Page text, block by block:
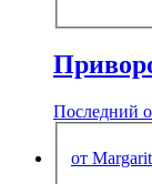
Последний
от